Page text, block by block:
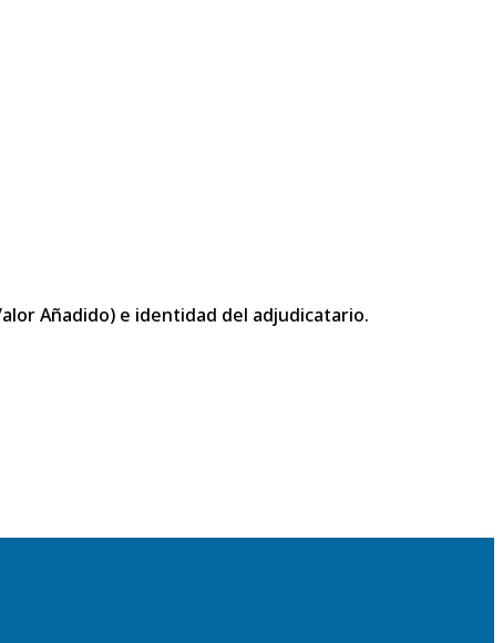
Añadido) e identidad del adjudicatario.